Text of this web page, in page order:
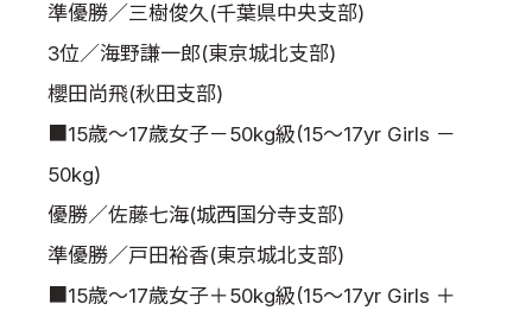
準優勝／三樹俊久(千葉県中央支部)
3位／海野謙一郎(東京城北支部)
櫻田尚飛(秋田支部)
■15歳～17歳女子－50kg級(15～17yr Girls －
50kg)
優勝／佐藤七海(城西国分寺支部)
準優勝／戸田裕香(東京城北支部)
■15歳～17歳女子＋50kg級(15～17yr Girls ＋